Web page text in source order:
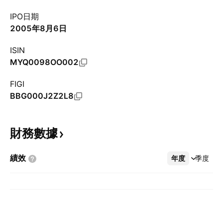
IPO日期
2005年8月6日
ISIN
MYQ0098OO002
FIGI
BBG000J2Z2L8
財務數據
績效 年度 季度
更多